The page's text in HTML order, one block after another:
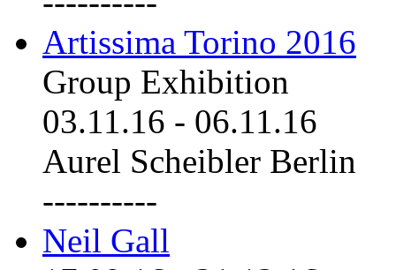
Artissima Torino 2016
Group Exhibition
03.11.16 - 06.11.16
Aurel Scheibler Berlin
----------
Neil Gall